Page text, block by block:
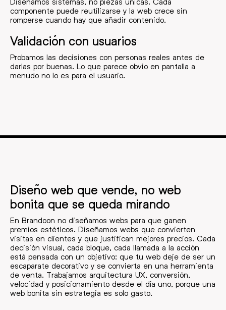
componente puede reutilizarse y la web crece sin
romperse cuando hay que añadir contenido.
Validación con usuarios
Probamos las decisiones con personas reales antes de
darlas por buenas. Lo que parece obvio en pantalla a
menudo no lo es para el usuario.
Diseño web que vende, no web
bonita que se queda mirando
En Brandoon no diseñamos webs para que ganen
premios estéticos. Diseñamos webs que convierten
visitas en clientes y que justifican mejores precios. Cada
decisión visual, cada bloque, cada llamada a la acción
está pensada con un objetivo: que tu web deje de ser un
escaparate decorativo y se convierta en una herramienta
de venta. Trabajamos arquitectura UX, conversión,
velocidad y posicionamiento desde el día uno, porque una
web bonita sin estrategia es solo gasto.